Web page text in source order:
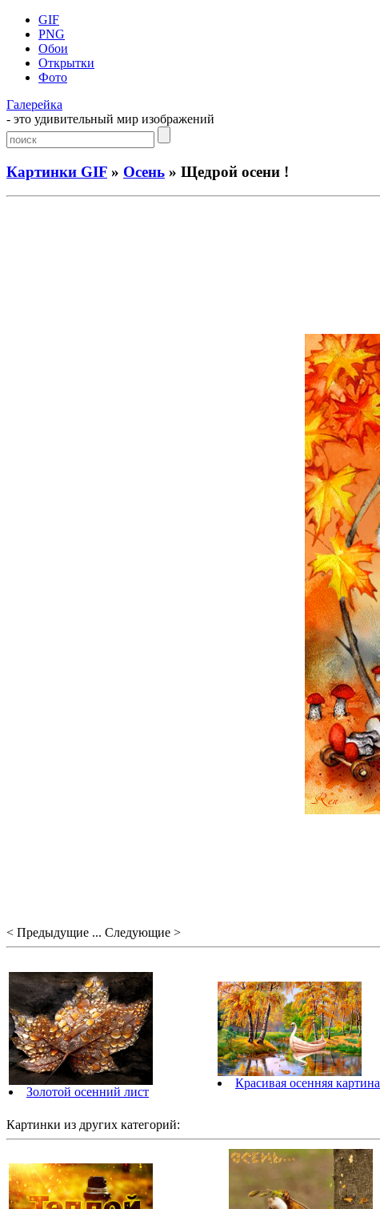
GIF
PNG
Обои
Открытки
Фото
Галерейка
- это удивительный мир изображений
Картинки GIF » Осень » Щедрой осени !
< Предыдущие ... Следующие >
Золотой осенний лист
Красивая осенняя картина
Картинки из других категорий: